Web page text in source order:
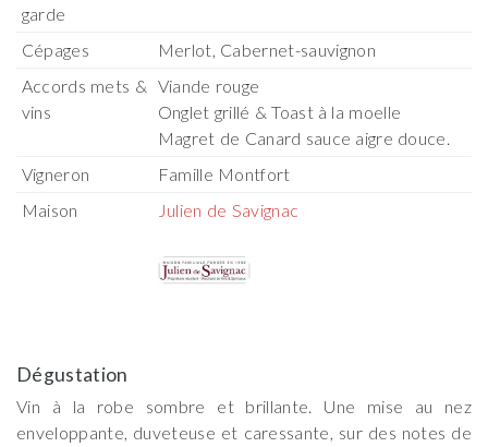
garde
Cépages
Merlot, Cabernet-sauvignon
Accords mets &
vins
Viande rouge
Onglet grillé & Toast à la moelle
Magret de Canard sauce aigre douce.
Vigneron
Famille Montfort
Maison
Julien de Savignac
Dégustation
Vin à la robe sombre et brillante. Une mise au nez
enveloppante, duveteuse et caressante, sur des notes de